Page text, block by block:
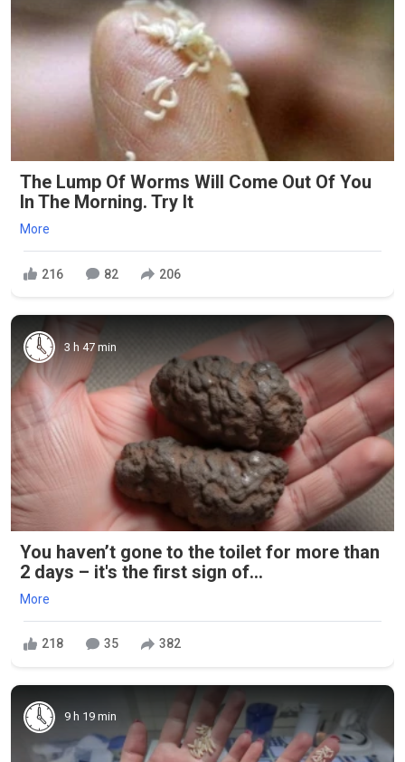
The Lump Of Worms Will Come Out Of You
In The Morning. Try It
More
216 82 206
3 h 47 min
You haven’t gone to the toilet for more than
2 days – it's the first sign of...
More
218 35 382
9 h 19 min